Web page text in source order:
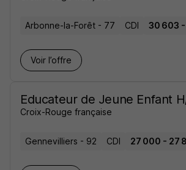
Arbonne-la-Forêt - 77 CDI 30 603
Voir l’offre
Educateur de Jeune Enfant
Croix-Rouge française
Gennevilliers - 92 CDI 27 000 - 27